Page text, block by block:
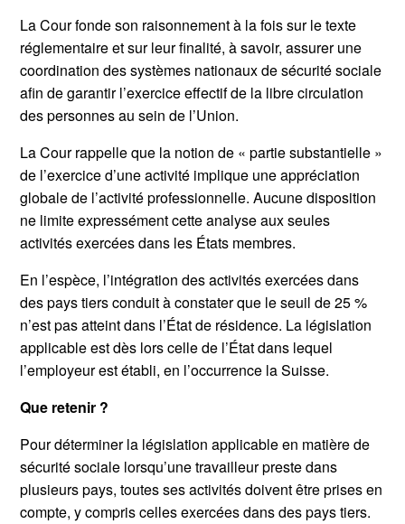
La Cour fonde son raisonnement à la fois sur le texte
réglementaire et sur leur finalité, à savoir, assurer une
coordination des systèmes nationaux de sécurité sociale
afin de garantir l’exercice effectif de la libre circulation
des personnes au sein de l’Union.
La Cour rappelle que la notion de « partie substantielle »
de l’exercice d’une activité implique une appréciation
globale de l’activité professionnelle. Aucune disposition
ne limite expressément cette analyse aux seules
activités exercées dans les États membres.
En l’espèce, l’intégration des activités exercées dans
des pays tiers conduit à constater que le seuil de 25 %
n’est pas atteint dans l’État de résidence. La législation
applicable est dès lors celle de l’État dans lequel
l’employeur est établi, en l’occurrence la Suisse.
Que retenir ?
Pour déterminer la législation applicable en matière de
sécurité sociale lorsqu’une travailleur preste dans
plusieurs pays, toutes ses activités doivent être prises en
compte, y compris celles exercées dans des pays tiers.